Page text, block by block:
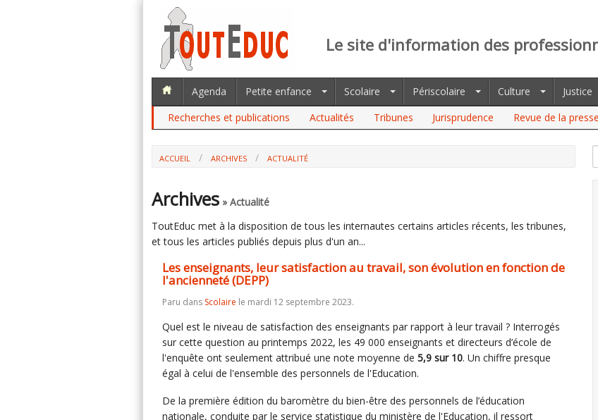
Le site d'information des
Agenda Petite enfance Scolaire Périscolaire Culture Justice
Recherches et publications
Actualités Tribunes Jurisprudence Revue de la
ACCUEIL ARCHIVES
ACTUALITÉ
(DEPP)
Archives » Actualité
ToutEduc met à la disposition de tous les internautes certains articles récents, les tribunes,
et tous les articles publiés depuis plus d'un an...
Les enseignants, leur satisfaction au travail, son évolution en fonction de
l'ancienneté (DEPP)
Paru dans Scolaire le mardi 12 septembre 2023.
Quel est le niveau de satisfaction des enseignants par rapport à leur travail ? Interrogés
sur cette question au printemps 2022, les 49 000 enseignants et directeurs d’école de
l'enquête ont seulement attribué une note moyenne de 5,9 sur 10. Un chiffre presque
égal à celui de l'ensemble des personnels de l'Education.
De la première édition du baromètre du bien-être des personnels de l’éducation
nationale, conduite par le service statistique du ministère de l'Education, il ressort